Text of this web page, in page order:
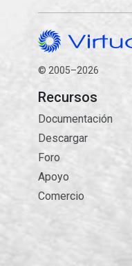
© 2005–2026
Recursos
Documentación
Descargar
Foro
Apoyo
Comercio